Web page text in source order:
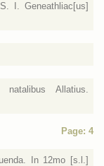
I. Geneathliac[us]
Allatius.
Page: 4
In 12mo [s.l.]